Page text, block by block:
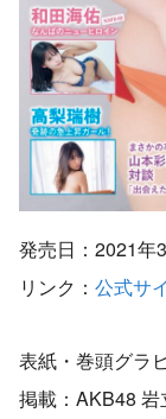
発売日：2021年
リンク： 公式サ
表紙・巻頭グラ
掲載：AKB48